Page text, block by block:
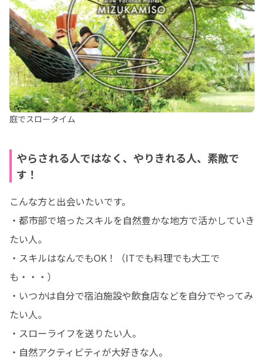
庭でスロータイム
やらされる人ではなく、やりきれる人、素敵で
す！
こんな方と出会いたいです。
・都市部で培ったスキルを自然豊かな地方で活かしていき
たい人。
・スキルはなんでもOK！（ITでも料理でも大工で
も・・・）
・いつかは自分で宿泊施設や飲食店などを自分でやってみ
たい人。
・スローライフを送りたい人。
・自然アクティビティが大好きな人。